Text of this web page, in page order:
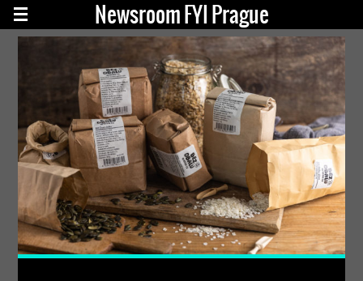
Newsroom FYI Prague